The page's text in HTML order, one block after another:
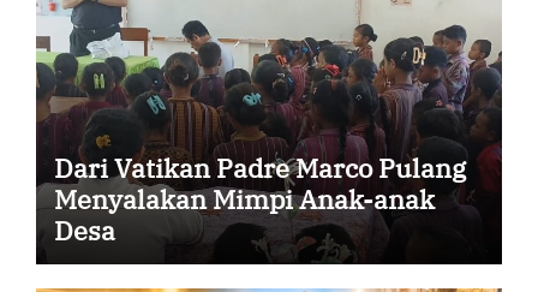
Dari Vatikan Padre Marco Pulang
Menyalakan Mimpi Anak-anak
Desa